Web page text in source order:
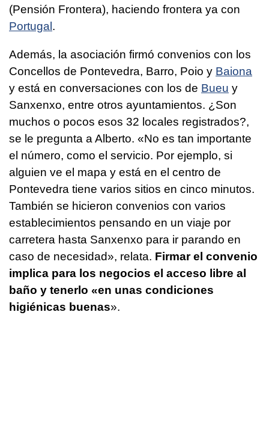
(Pensión Frontera), haciendo frontera ya con
Portugal .
Además, la asociación firmó convenios con los
Concellos de Pontevedra, Barro, Poio y Baiona
y está en conversaciones con los de Bueu y
Sanxenxo, entre otros ayuntamientos. ¿Son
muchos o pocos esos 32 locales registrados?,
se le pregunta a Alberto. «No es tan importante
el número, como el servicio. Por ejemplo, si
alguien ve el mapa y está en el centro de
Pontevedra tiene varios sitios en cinco minutos.
También se hicieron convenios con varios
establecimientos pensando en un viaje por
carretera hasta Sanxenxo para ir parando en
caso de necesidad», relata. Firmar el convenio
implica para los negocios el acceso libre al
baño y tenerlo «en unas condiciones
higiénicas buenas».